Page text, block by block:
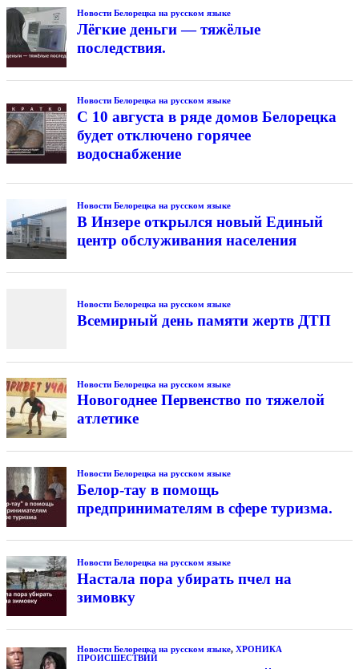
Новости Белорецка на русском языке
Лёгкие деньги — тяжёлые
последствия.
Новости Белорецка на русском языке
С 10 августа в ряде домов Белорецка
будет отключено горячее
водоснабжение
Новости Белорецка на русском языке
В Инзере открылся новый Единый
центр обслуживания населения
Новости Белорецка на русском языке
Всемирный день памяти жертв ДТП
Новости Белорецка на русском языке
Новогоднее Первенство по тяжелой
атлетике
Новости Белорецка на русском языке
Белор-тау в помощь
предпринимателям в сфере туризма.
Новости Белорецка на русском языке
Настала пора убирать пчел на
зимовку
Новости Белорецка на русском языке, ХРОНИКА
ПРОИСШЕСТВИЙ